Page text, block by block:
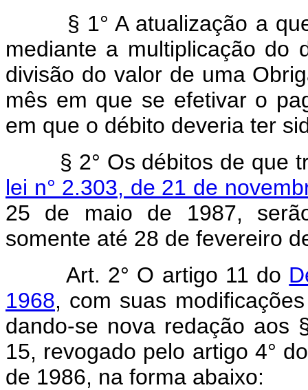
§ 1° A atualização a que
mediante a multiplicação do
divisão do valor de uma
mês em que se efetivar o
em que o débito deveria ter
§ 2° Os débitos de que
lei n° 2.303, de 21 de
25 de maio de 1987,
somente até 28 de fevereiro
Art. 2° O artigo 11 do
1968, com suas
dando-se nova redação aos
15, revogado pelo artigo 4°
de 1986, na forma abaixo: